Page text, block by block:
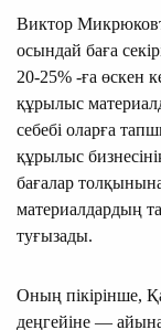
Виктор
осындай баға
20-25% -ға өскен
құрылыс
себебі оларға
құрылыс
бағалар
материалдардың
туғызады.
Оның пікірінше,
деңгейіне —